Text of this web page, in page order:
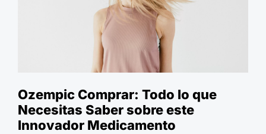
Ozempic Comprar: Todo lo que
Necesitas Saber sobre este
Innovador Medicamento